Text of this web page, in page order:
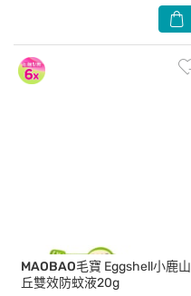
MAOBAO毛寶 Eggshell小鹿山
丘雙效防蚊液20g